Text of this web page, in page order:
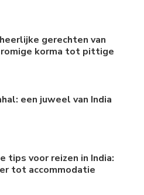
gerechten van
romige korma tot pittige
een juweel van India
tips voor reizen in India:
tot accommodatie